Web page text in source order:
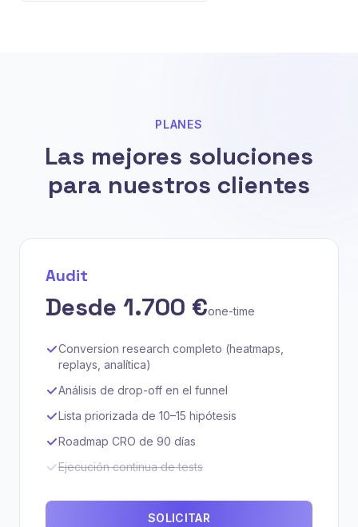
PLANES
Las mejores soluciones
para nuestros clientes
Audit
Desde 1.700 €one-time
Conversion research completo (heatmaps,
replays, analítica)
Análisis de drop-off en el funnel
Lista priorizada de 10–15 hipótesis
Roadmap CRO de 90 días
Ejecución continua de tests
SOLICITAR